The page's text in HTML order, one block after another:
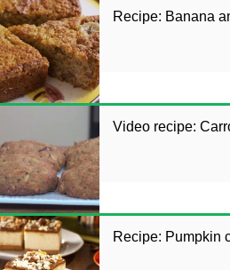
Recipe: Banana
Video recipe:
Recipe: Pumpkin